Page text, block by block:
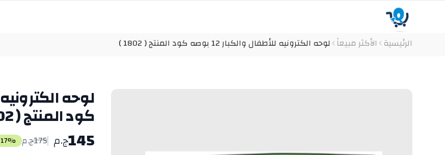
الرئيسية الأكثر مبيعاً لوحه الكترونيه للأطفال والكبار 12 بوصه كود المنتج ( 1802 )
كود المنتج ( 1802 )
145ج.م 175ج.م 17%